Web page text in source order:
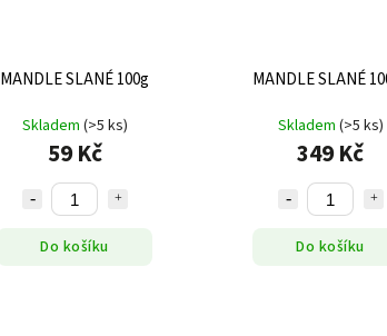
MANDLE SLANÉ 100g
Skladem (>5 ks)
59 Kč
Do košíku
MANDLE SLANÉ
Skladem (>5 ks)
349 Kč
Do košíku